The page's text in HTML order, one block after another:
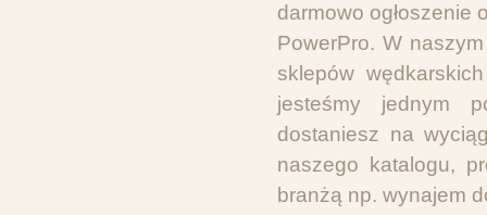
darmowo ogłoszenie
PowerPro. W
sklepów
jesteśmy jednym
dostaniesz na
naszego katalogu,
branżą np. wynajem